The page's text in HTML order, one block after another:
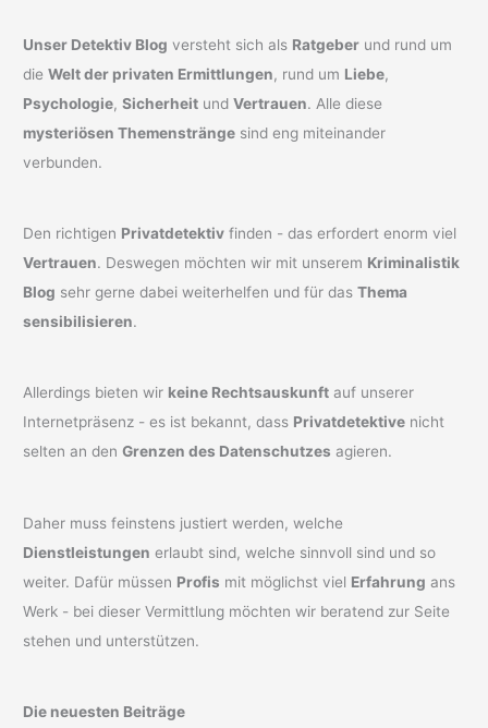
Unser Detektiv Blog versteht sich als Ratgeber und rund um
dieWelt der privaten Ermittlungen, rund um Liebe,
Psychologie,Sicherheit undVertrauen. Alle diese
mysteriösen Themenstränge sind eng miteinander
verbunden.
Den richtigen Privatdetektiv finden - das erfordert enorm viel
Vertrauen. Deswegen möchten wir mit unserem Kriminalistik
Blog sehr gerne dabei weiterhelfen und für dasThema
sensibilisieren.
Allerdings bieten wir keine Rechtsauskunft auf unserer
Internetpräsenz - es ist bekannt, dass Privatdetektive nicht
selten an denGrenzen des Datenschutzes agieren.
Daher muss feinstens justiert werden, welche
Dienstleistungen erlaubt sind, welche sinnvoll sind und so
weiter. Dafür müssen Profis mit möglichst viel Erfahrung ans
Werk - bei dieser Vermittlung möchten wir beratend zur Seite
stehen und unterstützen.
Die neuesten Beiträge